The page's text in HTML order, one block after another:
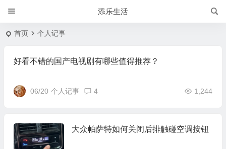
添乐生活
首页 个人记事
好看不错的国产电视剧有哪些值得推荐？
06/20 个人记事 1,244
4
大众帕萨特如何关闭后排触碰空调按钮